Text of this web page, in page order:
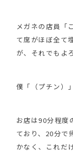
メガネの店員「
て席がほぼ全て
が、それでもよ
僕「（プチン）」
お店は90分程度
ており、20分で
かなく、これだ